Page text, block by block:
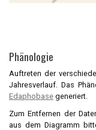
Phänologie
Auftreten der
Jahresverlauf. Das
Edaphobase generiert.
Zum Entfernen der
aus dem Diagramm